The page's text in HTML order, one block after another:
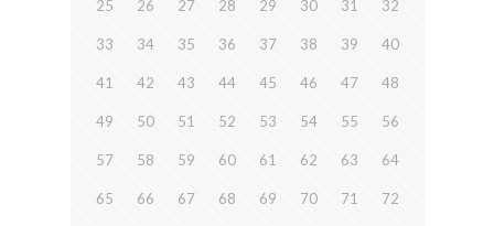
25 26 27 28 29 30 31 32
33 34 35 36 37 38 39 40
41 42 43 44 45 46 47 48
49 50 51 52 53 54 55 56
57 58 59 60 61 62 63 64
65 66 67 68 69 70 71 72